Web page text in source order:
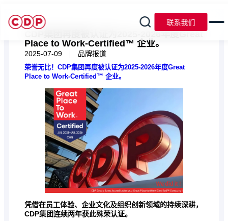
联系我们
CDP集团再度被认证为2025-2026年度Great
Place to Work-Certified™ 企业。
2025-07-09 | 品牌报道
荣誉无比！CDP集团再度被认证为2025-2026年度Great
Place to Work-Certified™ 企业。
凭借在员工体验、企业文化及组织创新领域的持续深耕，
CDP集团连续两年获此殊荣认证。